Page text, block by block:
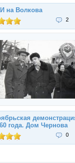
на Волкова
2
года. Дом Чернова
0